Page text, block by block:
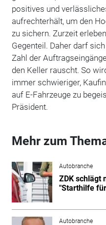
positives und
aufrechterhält, um den
zu sichern. Zurzeit
Gegenteil. Daher darf
Zahl der
den Keller rauscht. So
immer schwieriger,
auf E-Fahrzeuge zu
Präsident.
Mehr zum
Autobranche
ZDK schlägt
"Starthilfe
Autobranche